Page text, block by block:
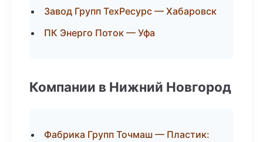
Завод Групп ТехРесурс — Хабаровск
ПК Энерго Поток — Уфа
Компании в Нижний Новгород
Фабрика Групп Точмаш — Пластик: